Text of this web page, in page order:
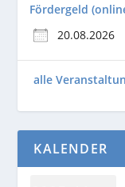
Fördergeld
20.08.2026
alle
KALENDER